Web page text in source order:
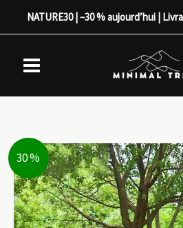
NATURE30 | –30 % aujourd’hui |
30 %